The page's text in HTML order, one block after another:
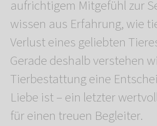
aufrichtigem Mitgefühl zur
wissen aus Erfahrung, wie
Verlust eines geliebten
Gerade deshalb verstehen
Tierbestattung eine
Liebe ist – ein letzter
für einen treuen Begleiter.